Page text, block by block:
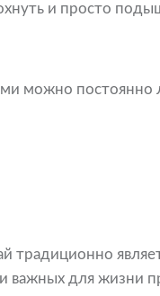
и просто
можно постоянно
традиционно
важных для жизни